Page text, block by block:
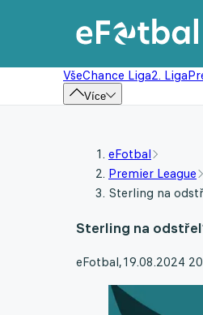
VšeChance Liga2. Liga
Více
eFotbal
Premier League
Sterling na
Sterling na
eFotbal,19.08.2024